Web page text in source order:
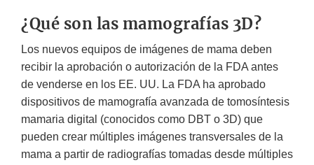
¿Qué son las mamografías 3D?
Los nuevos equipos de imágenes de mama deben
recibir la aprobación o autorización de la FDA antes
de venderse en los EE. UU. La FDA ha aprobado
dispositivos de mamografía avanzada de tomosíntesis
mamaria digital (conocidos como DBT o 3D) que
pueden crear múltiples imágenes transversales de la
mama a partir de radiografías tomadas desde múltiples